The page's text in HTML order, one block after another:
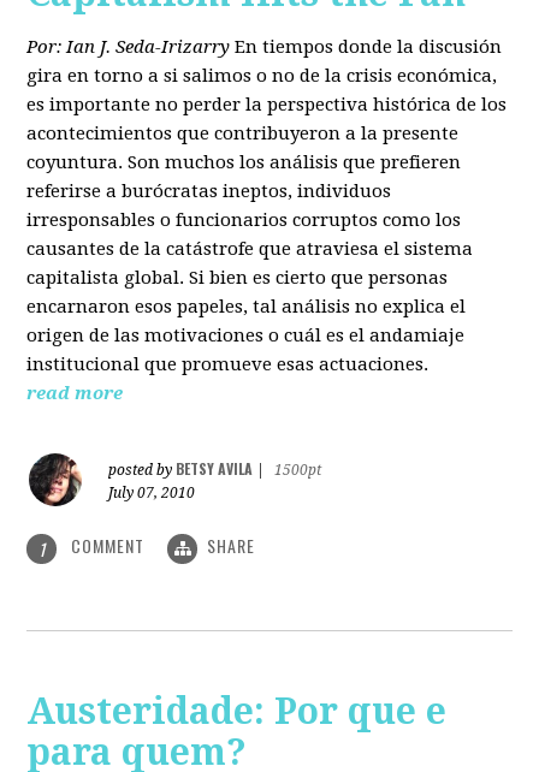
Por: Ian J. Seda-Irizarry En tiempos donde la discusión
gira en torno a si salimos o no de la crisis económica,
es importante no perder la perspectiva histórica de los
acontecimientos que contribuyeron a la presente
coyuntura. Son muchos los análisis que prefieren
referirse a burócratas ineptos, individuos
irresponsables o funcionarios corruptos como los
causantes de la catástrofe que atraviesa el sistema
capitalista global. Si bien es cierto que personas
encarnaron esos papeles, tal análisis no explica el
origen de las motivaciones o cuál es el andamiaje
institucional que promueve esas actuaciones.
read more
posted by BETSY AVILA
1500pt
July 07, 2010
1 COMMENT SHARE
Austeridade: Por que e
para quem?